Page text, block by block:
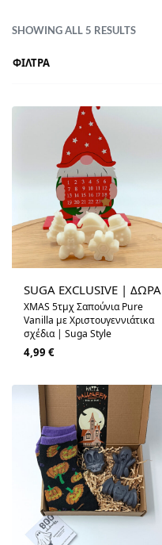
SHOWING ALL 5 RESULTS
ΦΙΛΤΡΑ
SUGA EXCLUSIVE | ΔΩΡΑ
XMAS 5τμχ Σαπούνια Pure
Vanilla με Χριστουγεννιάτικα
σχέδια | Suga Style
4,99 €